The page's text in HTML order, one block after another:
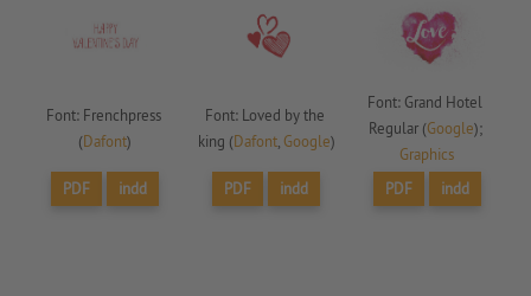
Font: Frenchpress
(Dafont)
Font: Loved by the
king (Dafont, Google)
Font: Grand Hotel
Regular (Google );
Graphics
PDF
indd PDF indd PDF indd